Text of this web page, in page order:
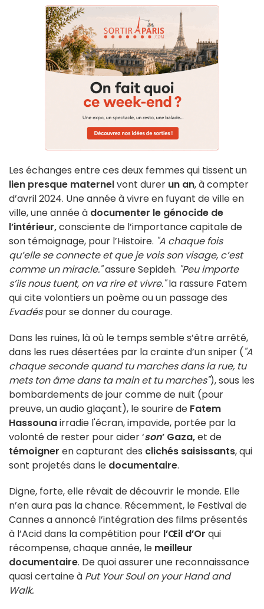
Les échanges entre ces deux femmes qui tissent un
lien presque maternelvont durer un an, à compter
d’avril 2024. Une année à vivre en fuyant de ville en
ville, une année à documenter le génocide de
l’intérieur,consciente de l’importance capitale de
son témoignage, pour l’Histoire. "A chaque fois
qu’elle se connecte et que je vois son visage, c’est
comme un miracle."assure Sepideh. "Peu importe
s’ils nous tuent, on va rire et vivre."la rassure Fatem
qui cite volontiers un poème ou un passage des
Evadéspour se donner du courage.
Dans les ruines, là où le temps semble s’être arrêté,
dans les rues désertées par la crainte d’un sniper ("A
chaque seconde quand tu marches dans la rue, tu
mets ton âme dans ta main et tu marches"), sous les
bombardements de jour comme de nuit (pour
preuve, un audio glaçant), le sourire de Fatem
Hassounairradie l'écran, impavide, portée par la
volonté de rester pour aider ‘son’ Gaza,et de
témoigner en capturant des clichés saisissants, qui
sont projetés dans le documentaire.
Digne, forte, elle rêvait de découvrir le monde. Elle
n’en aura pas la chance. Récemment, le Festival de
Cannes a annoncé l’intégration des films présentés
à l’Acid dans la compétition pour l’Œil d’Or qui
récompense, chaque année, le meilleur
documentaire. De quoi assurer une reconnaissance
quasi certaine à Put Your Soul on your Hand and
Walk.